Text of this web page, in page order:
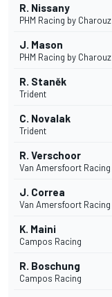
R. Nissany
PHM Racing by Charouz
J. Mason
PHM Racing by Charouz
R. Staněk
Trident
C. Novalak
Trident
R. Verschoor
Van Amersfoort Racing
J. Correa
Van Amersfoort Racing
K. Maini
Campos Racing
R. Boschung
Campos Racing